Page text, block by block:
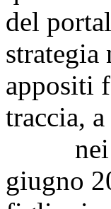
del
strategia
appositi
traccia,
nei
giugno